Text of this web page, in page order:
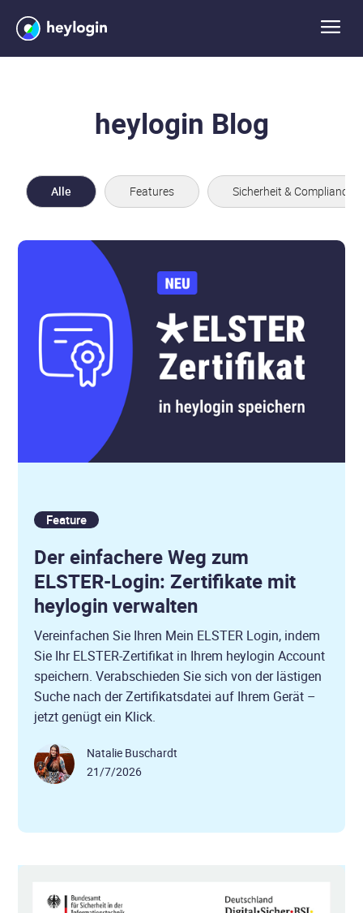
heylogin Blog
Alle Features Sicherheit & Compliance
Feature
Der einfachere Weg zum
ELSTER-Login: Zertifikate mit
heylogin verwalten
Vereinfachen Sie Ihren Mein ELSTER Login, indem
Sie Ihr ELSTER-Zertifikat in Ihrem heylogin Account
speichern. Verabschieden Sie sich von der lästigen
Suche nach der Zertifikatsdatei auf Ihrem Gerät –
jetzt genügt ein Klick.
Natalie Buschardt
21/7/2026